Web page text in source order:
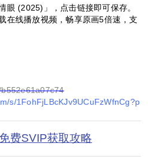
眼 (2025)」，点击链接即可保存。
在线播放视频，畅享原画5倍速，支
s/1FohFjLBcKJv9UCuFzWfnCg?p
费SVIP获取攻略